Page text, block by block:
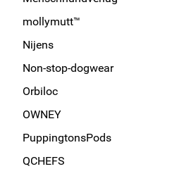
mollymutt™
Nijens
Non-stop-dogwear
Orbiloc
OWNEY
PuppingtonsPods
QCHEFS